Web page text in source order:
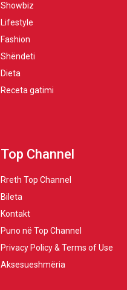
Showbiz
Lifestyle
Fashion
Shëndeti
Dieta
Receta gatimi
Top Channel
Rreth Top Channel
Bileta
Kontakt
Puno në Top Channel
Privacy Policy & Terms of Use
Aksesueshmëria